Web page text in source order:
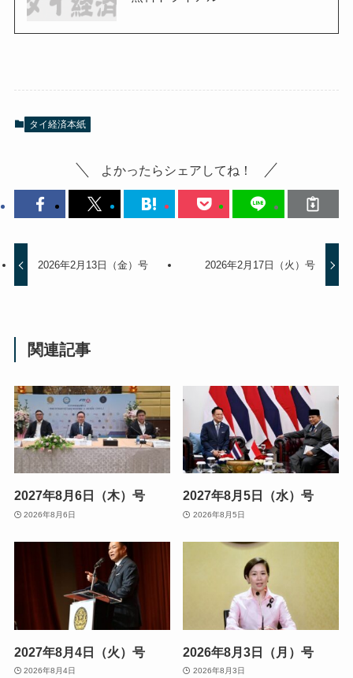
タイ経済本紙
よかったらシェアしてね！
2026年2月13日（金）号 2026年2月17日（火）号
関連記事
2027年8月6日（木）号
2026年8月6日
2027年8月5日（水）号
2026年8月5日
2027年8月4日（火）号
2026年8月4日
2026年8月3日（月）号
2026年8月3日